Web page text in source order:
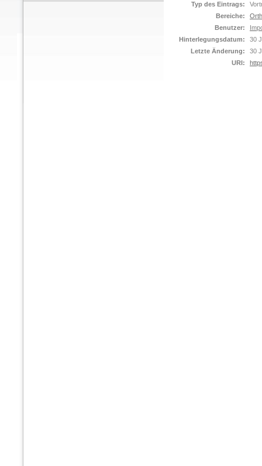
Typ des Eintrags:
Bereiche:
Benutzer:
Hinterlegungsdatum:
30
Letzte Änderung:
30
URI: